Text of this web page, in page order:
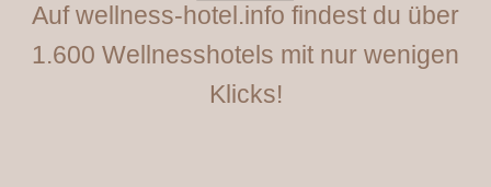
Auf wellness-hotel.info findest du über
1.600 Wellnesshotels mit nur wenigen
Klicks!